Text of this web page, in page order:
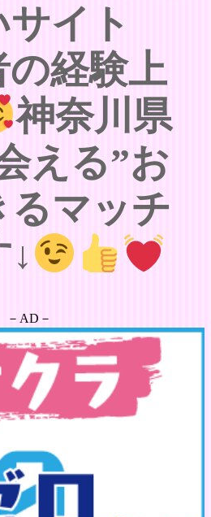
イト
経験上
神奈川県
える”お
マッチ
－AD－